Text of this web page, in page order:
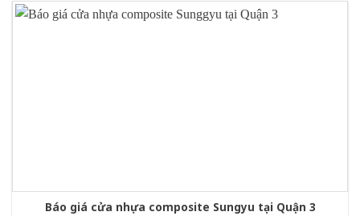
Báo giá cửa nhựa composite Sungyu tại Quận 3